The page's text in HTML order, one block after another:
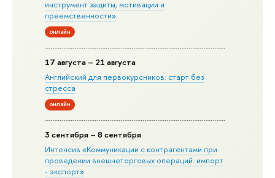
инструмент защиты, мотивации и
преемственности»
онлайн
17 августа – 21 августа
Английский для первокурсников: старт без
стресса
онлайн
3 сентября – 8 сентября
Интенсив «Коммуникации с контрагентами при
проведении внешнеторговых операций: импорт
- экспорт»